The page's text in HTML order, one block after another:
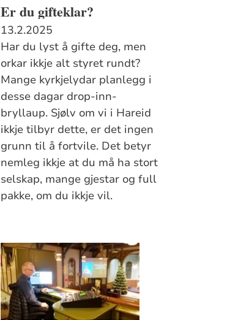
Er du gifteklar?
13.2.2025
Har du lyst å gifte deg, men
orkar ikkje alt styret rundt?
Mange kyrkjelydar planlegg i
desse dagar drop-inn-
bryllaup. Sjølv om vi i Hareid
ikkje tilbyr dette, er det ingen
grunn til å fortvile. Det betyr
nemleg ikkje at du må ha stort
selskap, mange gjestar og full
pakke, om du ikkje vil.